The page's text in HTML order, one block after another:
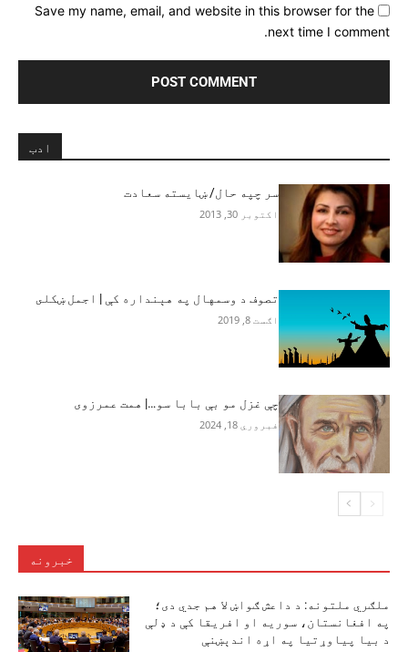
Save my name, email, and website in this browser for the
next time I comment.
ادب
سر چپه حال/ ښایسته سعادت
اکتوبر 30, 2013
تصوف د وسمهال په هېنداره کې | اجمل ښکلى
اګست 8, 2019
چې غزل مو بې بابا سو…| همت عمرزوی
فبروري 18, 2024
خبرونه
ملګري ملتونه: د داعش ګواښ لا هم جدي دی؛
په افغانستان، سوریه او افریقا کې د ډلې
د بیا پیاوړتیا په اړه اندېښنې